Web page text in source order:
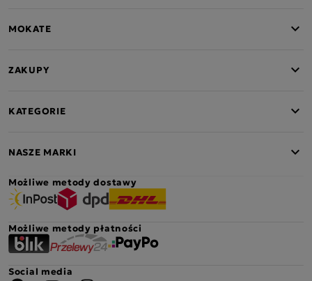
MOKATE
ZAKUPY
KATEGORIE
NASZE MARKI
Możliwe metody dostawy
Możliwe metody płatności
Social media